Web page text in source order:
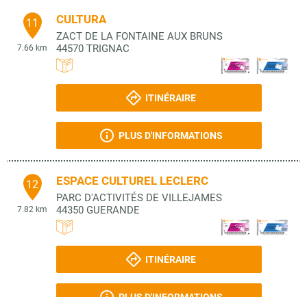
11
7.66 km
CULTURA
ZACT DE LA FONTAINE AUX BRUNS
44570 TRIGNAC
ITINÉRAIRE
PLUS D'INFORMATIONS
12
7.82 km
ESPACE CULTUREL LECLERC
PARC D'ACTIVITÉS DE VILLEJAMES
44350 GUERANDE
ITINÉRAIRE